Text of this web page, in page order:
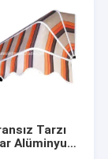
Tarzı
Alüminyum